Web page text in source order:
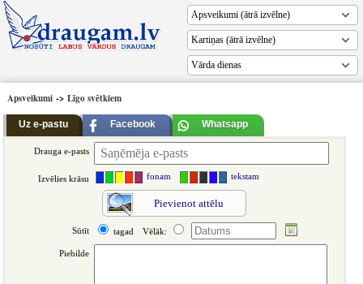
Vārda dienas
Apsveikumi -> Līgo svētkiem
Uz e-pastu Facebook Whatsapp
Drauga e-pasts
Izvēlies krāsu fonam tekstam
Pievienot attēlu
Sūtīt tagad Vēlāk:
Piebilde